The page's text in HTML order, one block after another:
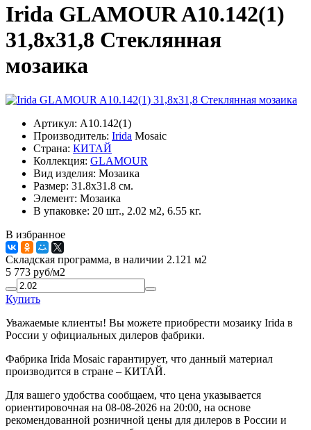
Irida GLAMOUR A10.142(1)
31,8x31,8 Стеклянная
мозаика
Артикул: A10.142(1)
Производитель: Irida Mosaic
Страна: КИТАЙ
Коллекция: GLAMOUR
Вид изделия: Мозаика
Размер: 31.8x31.8 см.
Элемент: Мозаика
В упаковке: 20 шт., 2.02 м2, 6.55 кг.
В избранное
Складская программа, в наличии 2.121 м2
5 773 руб/м2
Купить
Уважаемые клиенты! Вы можете приобрести мозаику Irida в
России у официальных дилеров фабрики.
Фабрика Irida Mosaic гарантирует, что данный материал
производится в стране – КИТАЙ.
Для вашего удобства сообщаем, что цена указывается
ориентировочная на 08-08-2026 на 20:00, на основе
рекомендованной розничной цены для дилеров в России и